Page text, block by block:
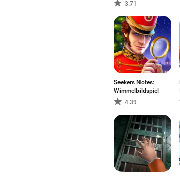
3.71
Seekers Notes:
Wimmelbildspiel
4.39